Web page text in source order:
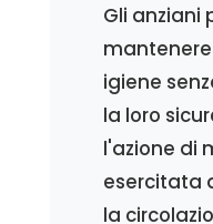
Gli anziani
igiene
la loro
l'azione di
esercitata
la